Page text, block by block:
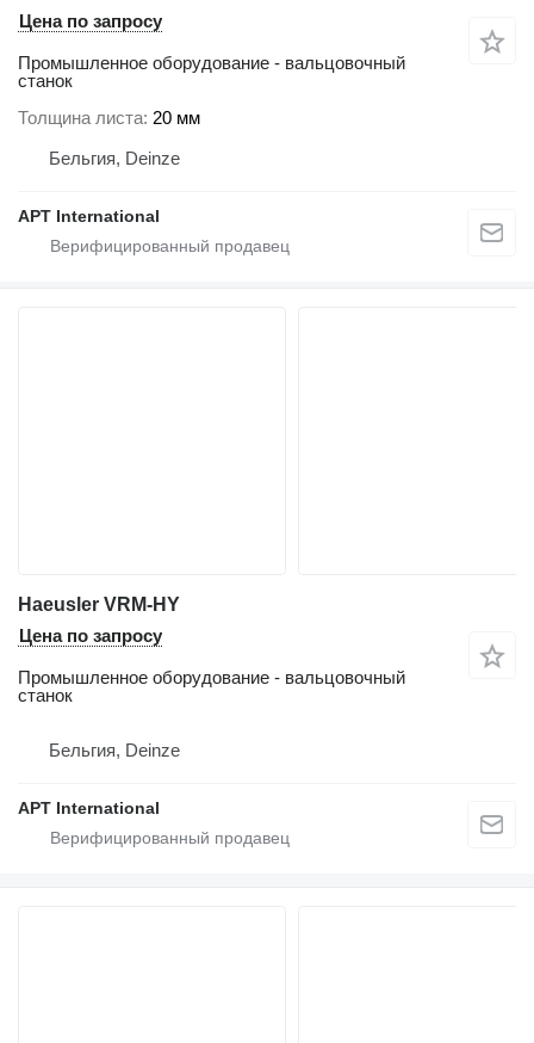
Цена по запросу
Промышленное оборудование - вальцовочный
станок
Толщина листа 20 мм
Бельгия, Deinze
APT International
Haeusler VRM-HY
Цена по запросу
Промышленное оборудование - вальцовочный
станок
Бельгия, Deinze
APT International